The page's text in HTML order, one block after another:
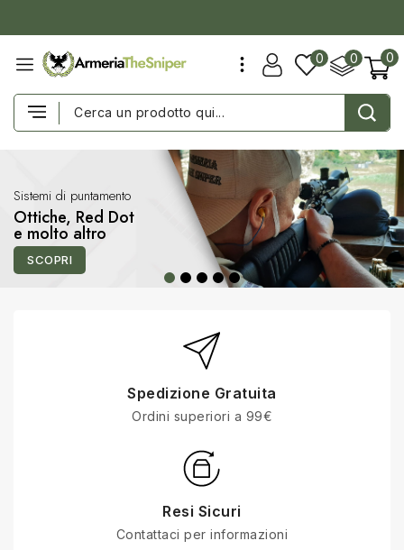
0
0
0
Sistemi di puntamento
Ottiche, Red Dot
e molto altro
SCOPRI
Spedizione Gratuita
Ordini superiori a 99€
Resi Sicuri
Contattaci per informazioni